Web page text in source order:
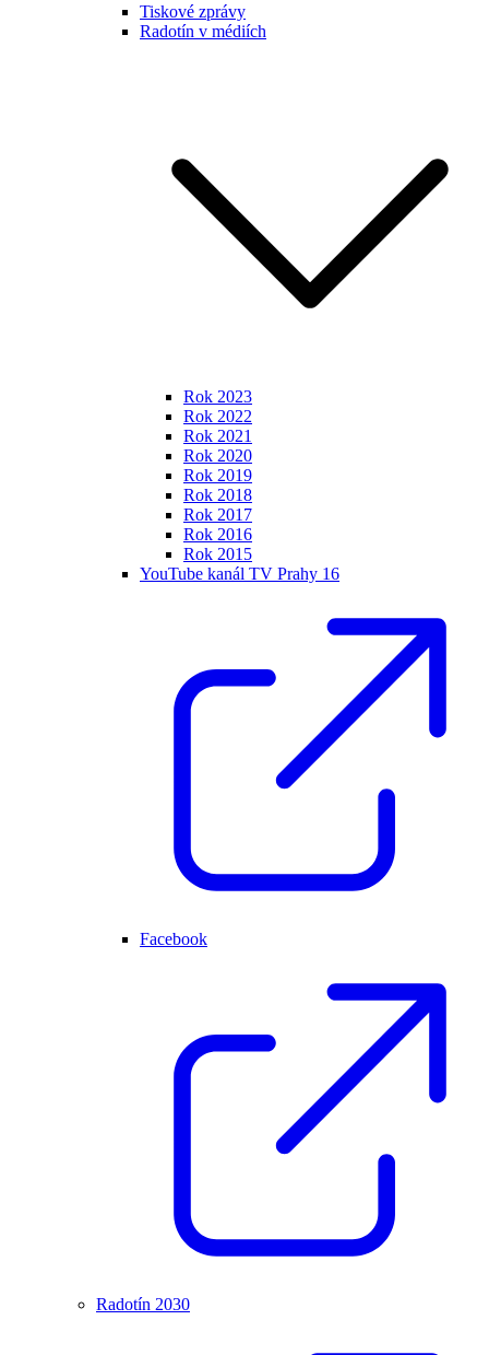
Tiskové zprávy
Radotín v médiích
Rok 2023
Rok 2022
Rok 2021
Rok 2020
Rok 2019
Rok 2018
Rok 2017
Rok 2016
Rok 2015
YouTube kanál TV Prahy 16
Facebook
Radotín 2030